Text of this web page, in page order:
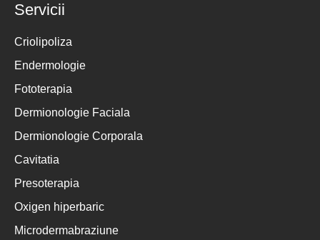
Servicii
Criolipoliza
Endermologie
Fototerapia
Dermionologie Faciala
Dermionologie Corporala
Cavitatia
Presoterapia
Oxigen hiperbaric
Microdermabraziune